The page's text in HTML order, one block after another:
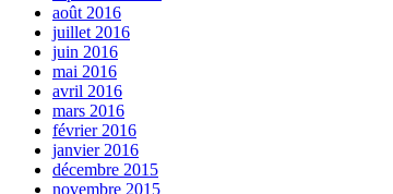
août 2016
juillet 2016
juin 2016
mai 2016
avril 2016
mars 2016
février 2016
janvier 2016
décembre 2015
novembre 2015